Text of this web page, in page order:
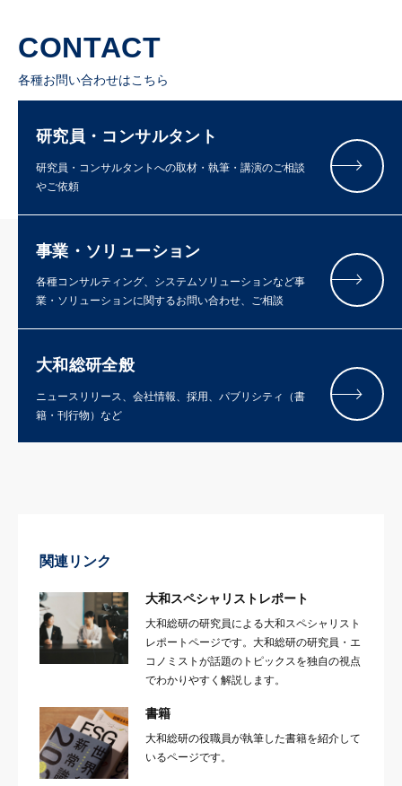
CONTACT
各種お問い合わせはこちら
研究員・コンサルタント
研究員・コンサルタントへの取材・執筆・講演のご相談
やご依頼
事業・ソリューション
各種コンサルティング、システムソリューションなど事
業・ソリューションに関するお問い合わせ、ご相談
大和総研全般
ニュースリリース、会社情報、採用、パブリシティ（書
籍・刊行物）など
関連リンク
大和スペシャリストレポート
大和総研の研究員による大和スペシャリスト
レポートページです。大和総研の研究員・エ
コノミストが話題のトピックスを独自の視点
でわかりやすく解説します。
書籍
大和総研の役職員が執筆した書籍を紹介して
いるページです。